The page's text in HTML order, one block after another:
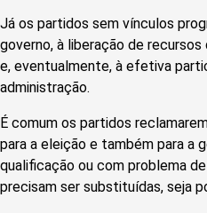
Já os partidos sem vínculos
governo, à liberação de
e, eventualmente, à efetiva
administração.
É comum os partidos
para a eleição e também para a
qualificação ou com problema
precisam ser substituídas, seja